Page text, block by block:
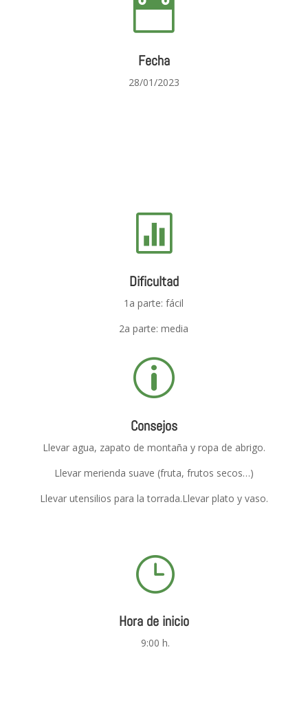

Fecha
28/01/2023

Dificultad
1a parte: fácil
2a parte: media
p
Consejos
Llevar agua, zapato de montaña y ropa de abrigo.
Llevar merienda suave (fruta, frutos secos…)
Llevar utensilios para la torrada.Llevar plato y vaso.
}
Hora de inicio
9:00 h.